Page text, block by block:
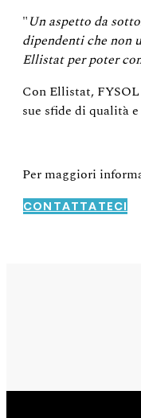
"Un aspetto da
dipendenti che non
Ellistat per poter
Con Ellistat,
sue sfide di qualità e
Per maggiori
CONTATTATECI